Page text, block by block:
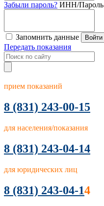
Забыли пароль? ИНН/Пароль
Запомнить данные Войти
Передать показания
прием показаний
8 (831) 243-00-15
для населения/показания
8 (831) 243-04-14
для юридических лиц
8 (831) 243-04-14